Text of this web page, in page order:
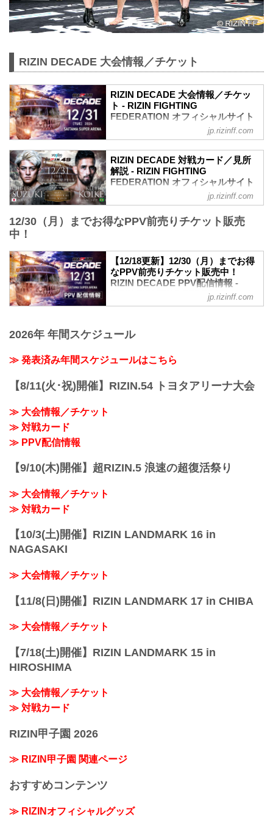
RIZIN DECADE 大会情報／チケット
RIZIN DECADE 大会情報／チケッ
ト - RIZIN FIGHTING
FEDERATION オフィシャルサイト
開場／開始時間変更のお知らせ
ライアン・ガルシア vs. 安保瑠輝也の試
合延期に伴い、開場／開始時間変更が以
【変更前】2024年12月31日（火）9:00開
場／10:00開始
↓
開場／13:00開始
12/17（火）更新
RIZIN DECADE チケット払い戻しに関す
るお知らせ
ライアン・ガルシア vs. 安保瑠輝也の試
合延期に伴い、チケットの払い戻しを希
jp.rizinff.com
RIZIN DECADE 対戦カード／見所
解説 - RIZIN FIGHTING
FEDERATION オフィシャルサイト
RIZINマッチメイク担当のチャーリーが対
ーンやストロングポイントを把握すれ
※見所解説は随時更新いたします。
Yogibo presents RIZIN.49 試合順
雷神番外地
細川一颯 vs. 宇佐美正パトリック
RIZI...
jp.rizinff.com
12/30（月）までお得なPPV前売りチケット販売
中！
【12/18更新】12/30（月）までお得
なPPV前売りチケット販売中！
RIZIN DECADE PPV配信情報 -
RIZIN FIGHTING FEDERATION オ
フィシャルサイト
12/18（水）更新
DECADE』第1部で実施を予定しておりま
したライアン・ガルシア vs. 安保瑠輝也
は、ライアン・ガルシアが練習中に手を
負傷しドクターストップとなったため、
※通しチケットの返金の対応はございま
せん。
jp.rizinff.com
2026年 年間スケジュール
≫ 発表済み年間スケジュールはこちら
【8/11(火･祝)開催】RIZIN.54 トヨタアリーナ大会
≫ 大会情報／チケット
≫ 対戦カード
≫ PPV配信情報
【9/10(木)開催】超RIZIN.5 浪速の超復活祭り
≫ 大会情報／チケット
≫ 対戦カード
【10/3(土)開催】RIZIN LANDMARK 16 in
NAGASAKI
≫ 大会情報／チケット
【11/8(日)開催】RIZIN LANDMARK 17 in CHIBA
≫ 大会情報／チケット
【7/18(土)開催】RIZIN LANDMARK 15 in
HIROSHIMA
≫ 大会情報／チケット
≫ 対戦カード
RIZIN甲子園 2026
≫ RIZIN甲子園 関連ページ
おすすめコンテンツ
≫ RIZINオフィシャルグッズ